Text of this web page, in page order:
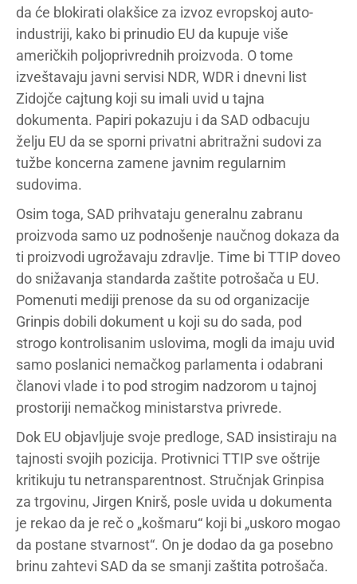
da će blokirati olakšice za izvoz evropskoj auto-
industriji, kako bi prinudio EU da kupuje više
američkih poljoprivrednih proizvoda. O tome
izveštavaju javni servisi NDR, WDR i dnevni list
Zidojče cajtung koji su imali uvid u tajna
dokumenta. Papiri pokazuju i da SAD odbacuju
želju EU da se sporni privatni abritražni sudovi za
tužbe koncerna zamene javnim regularnim
sudovima.
Osim toga, SAD prihvataju generalnu zabranu
proizvoda samo uz podnošenje naučnog dokaza da
ti proizvodi ugrožavaju zdravlje. Time bi TTIP doveo
do snižavanja standarda zaštite potrošača u EU.
Pomenuti mediji prenose da su od organizacije
Grinpis dobili dokument u koji su do sada, pod
strogo kontrolisanim uslovima, mogli da imaju uvid
samo poslanici nemačkog parlamenta i odabrani
članovi vlade i to pod strogim nadzorom u tajnoj
prostoriji nemačkog ministarstva privrede.
Dok EU objavljuje svoje predloge, SAD insistiraju na
tajnosti svojih pozicija. Protivnici TTIP sve oštrije
kritikuju tu netransparentnost. Stručnjak Grinpisa
za trgovinu, Jirgen Knirš, posle uvida u dokumenta
je rekao da je reč o „košmaru“ koji bi „uskoro mogao
da postane stvarnost“. On je dodao da ga posebno
brinu zahtevi SAD da se smanji zaštita potrošača.